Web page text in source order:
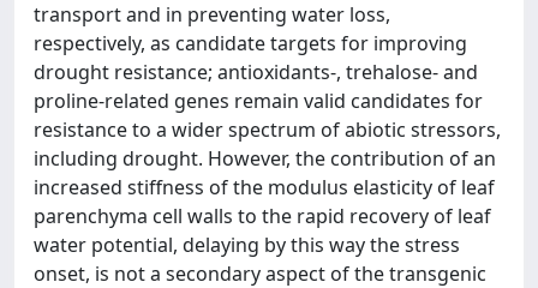
transport and in preventing water loss,
respectively, as candidate targets for improving
drought resistance; antioxidants-, trehalose- and
proline-related genes remain valid candidates for
resistance to a wider spectrum of abiotic stressors,
including drought. However, the contribution of an
increased stiffness of the modulus elasticity of leaf
parenchyma cell walls to the rapid recovery of leaf
water potential, delaying by this way the stress
onset, is not a secondary aspect of the transgenic